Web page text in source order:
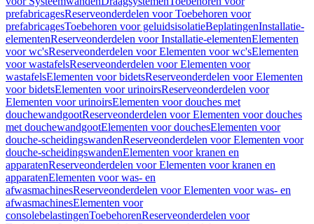
prefabricagesReserveonderdelen voor Toebehoren voor
prefabricagesToebehoren voor geluidsisolatieBeplatingenInstallatie-
elementenReserveonderdelen voor Installatie-elementenElementen
voor wc'sReserveonderdelen voor Elementen voor wc'sElementen
voor wastafelsReserveonderdelen voor Elementen voor
wastafelsElementen voor bidetsReserveonderdelen voor Elementen
voor bidetsElementen voor urinoirsReserveonderdelen voor
Elementen voor urinoirsElementen voor douches met
douchewandgootReserveonderdelen voor Elementen voor douches
met douchewandgootElementen voor douchesElementen voor
douche-scheidingswandenReserveonderdelen voor Elementen voor
douche-scheidingswandenElementen voor kranen en
apparatenReserveonderdelen voor Elementen voor kranen en
apparatenElementen voor was- en
afwasmachinesReserveonderdelen voor Elementen voor was- en
afwasmachinesElementen voor
consolebelastingenToebehorenReserveonderdelen voor